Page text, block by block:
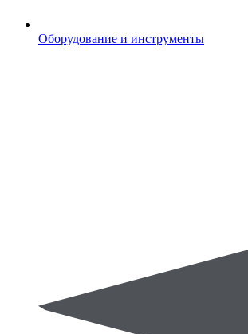
Оборудование и инструменты